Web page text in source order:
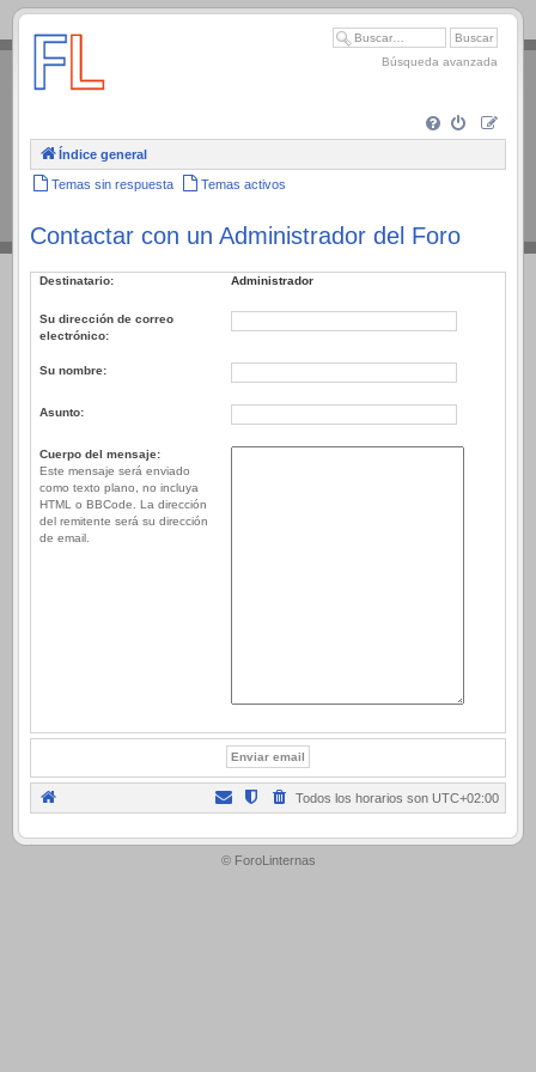
.
Búsqueda avanzada
Índice general
Temas sin respuesta Temas activos
Contactar con un Administrador del Foro
Destinatario: Administrador
Su dirección de correo
electrónico:
Su nombre:
Asunto:
Cuerpo del mensaje:
Este mensaje será enviado
como texto plano, no incluya
HTML o BBCode. La dirección
del remitente será su dirección
de email.
Todos los horarios son UTC+02:00
.
© ForoLinternas